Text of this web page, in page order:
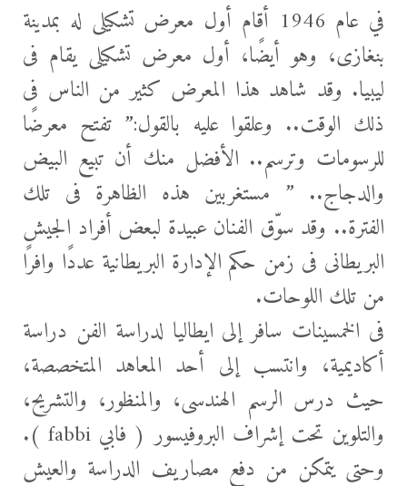
في عام 1946 أقام أول معرض تشكيلى له بمدينة
بنغازى، وهو أيضًا، أول معرض تشكيلى يقام فى
ليبيا. وقد شاهد هذا المعرض كثير من الناس فى
ذلك الوقت.. وعلقوا عليه بالقول:” تفتح معرضًا
للرسومات وترسم.. الأفضل منك أن تبيع البيض
والدجاج.. ” مستغربين هذه الظاهرة فى تلك
الفترة.. وقد سوّق الفنان عبيدة لبعض أفراد الجيش
البريطانى فى زمن حكم الإدارة البريطانية عددًا وافرًا
من تلك اللوحات.
فى الخمسينات سافر إلى ايطاليا لدراسة الفن دراسة
أكاديمية، وانتسب إلى أحد المعاهد المتخصصة،
حيث درس الرسم الهندسى، والمنظور، والتشريح،
والتلوين تحت إشراف البروفيسور ( فابي fabbi ).
وحتى يتمكن من دفع مصاريف الدراسة والعيش